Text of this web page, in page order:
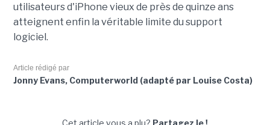
utilisateurs d'iPhone vieux de près de quinze ans
atteignent enfin la véritable limite du support
logiciel.
Article rédigé par
Jonny Evans, Computerworld (adapté par Louise Costa)
Cet article vous a plu? Partagez le !